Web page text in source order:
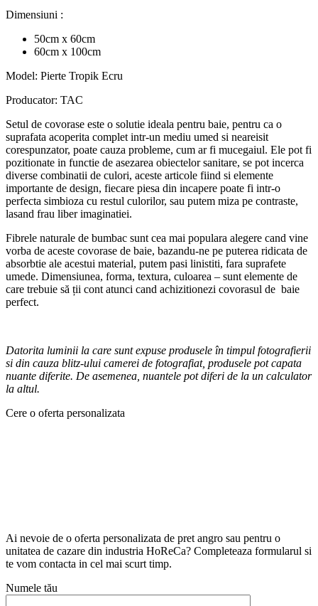
Dimensiuni :
50cm x 60cm
60cm x 100cm
Model: Pierte Tropik Ecru
Producator: TAC
Setul de covorase este o solutie ideala pentru baie, pentru ca o
suprafata acoperita complet intr-un mediu umed si neareisit
corespunzator, poate cauza probleme, cum ar fi mucegaiul. Ele pot fi
pozitionate in functie de asezarea obiectelor sanitare, se pot incerca
diverse combinatii de culori, aceste articole fiind si elemente
importante de design, fiecare piesa din incapere poate fi intr-o
perfecta simbioza cu restul culorilor, sau putem miza pe contraste,
lasand frau liber imaginatiei.
Fibrele naturale de bumbac sunt cea mai populara alegere cand vine
vorba de aceste covorase de baie, bazandu-ne pe puterea ridicata de
absorbtie ale acestui material, putem pasi linistiti, fara suprafete
umede. Dimensiunea, forma, textura, culoarea – sunt elemente de
care trebuie să ții cont atunci cand achizitionezi covorasul de baie
perfect.
Datorita luminii la care sunt expuse produsele în timpul fotografierii
si din cauza blitz-ului camerei de fotografiat, produsele pot capata
nuante diferite. De asemenea, nuantele pot diferi de la un calculator
la altul.
Cere o oferta personalizata
Ai nevoie de o oferta personalizata de pret angro sau pentru o
unitatea de cazare din industria HoReCa? Completeaza formularul si
te vom contacta in cel mai scurt timp.
Numele tău